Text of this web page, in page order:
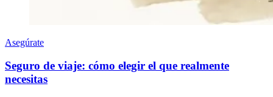
Asegúrate
Seguro de viaje: cómo elegir el que realmente
necesitas